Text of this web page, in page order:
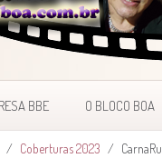
BBE O BLOCO BOA
Coberturas 2023